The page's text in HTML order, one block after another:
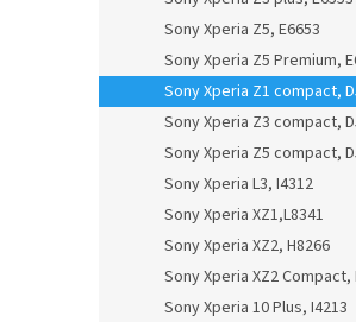
Sony Xperia Z5, E6653
Sony Xperia Z5 Premium,
Sony Xperia Z1 compact,
Sony Xperia Z3 compact,
Sony Xperia Z5 compact,
Sony Xperia L3, I4312
Sony Xperia XZ1,L8341
Sony Xperia XZ2, H8266
Sony Xperia XZ2 Compact,
Sony Xperia 10 Plus, I4213